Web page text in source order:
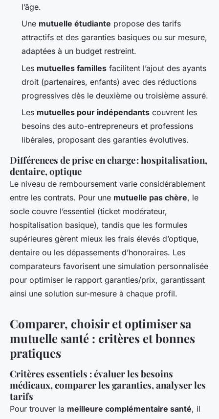
l’âge.
Une mutuelle étudiante propose des tarifs
attractifs et des garanties basiques ou sur mesure,
adaptées à un budget restreint.
Les mutuelles familles facilitent l’ajout des ayants
droit (partenaires, enfants) avec des réductions
progressives dès le deuxième ou troisième assuré.
Les mutuelles pour indépendants couvrent les
besoins des auto-entrepreneurs et professions
libérales, proposant des garanties évolutives.
Différences de prise en charge : hospitalisation,
dentaire, optique
Le niveau de remboursement varie considérablement
entre les contrats. Pour une mutuelle pas chère, le
socle couvre l’essentiel (ticket modérateur,
hospitalisation basique), tandis que les formules
supérieures gèrent mieux les frais élevés d’optique,
dentaire ou les dépassements d’honoraires. Les
comparateurs favorisent une simulation personnalisée
pour optimiser le rapport garanties/prix, garantissant
ainsi une solution sur-mesure à chaque profil.
Comparer, choisir et optimiser sa
mutuelle santé : critères et bonnes
pratiques
Critères essentiels : évaluer les besoins
médicaux, comparer les garanties, analyser les
tarifs
Pour trouver la meilleure complémentaire santé, il